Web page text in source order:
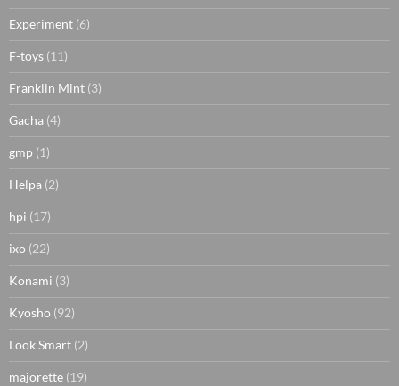
Experiment (6)
F-toys (11)
Franklin Mint (3)
Gacha (4)
gmp (1)
Helpa (2)
hpi (17)
ixo (22)
Konami (3)
Kyosho (92)
Look Smart (2)
majorette (19)